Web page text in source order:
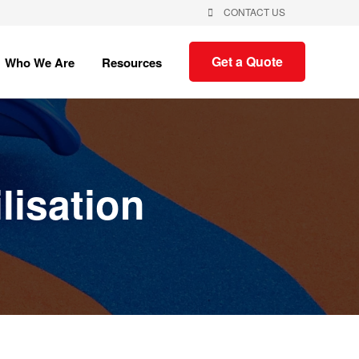
CONTACT US
Who We Are Show
submenu
Who
Resources
submenu
Resources
Get a Quote